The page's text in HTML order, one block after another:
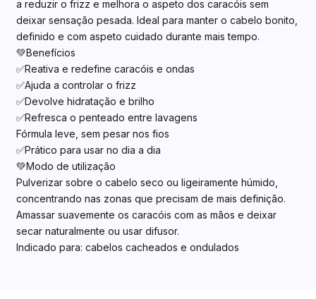
a reduzir o frizz e melhora o aspeto dos caracóis sem
deixar sensação pesada. Ideal para manter o cabelo bonito,
definido e com aspeto cuidado durante mais tempo.
💚Benefícios
✅Reativa e redefine caracóis e ondas
✅Ajuda a controlar o frizz
✅Devolve hidratação e brilho
✅Refresca o penteado entre lavagens
Fórmula leve, sem pesar nos fios
✅Prático para usar no dia a dia
💚Modo de utilização
Pulverizar sobre o cabelo seco ou ligeiramente húmido,
concentrando nas zonas que precisam de mais definição.
Amassar suavemente os caracóis com as mãos e deixar
secar naturalmente ou usar difusor.
Indicado para: cabelos cacheados e ondulados